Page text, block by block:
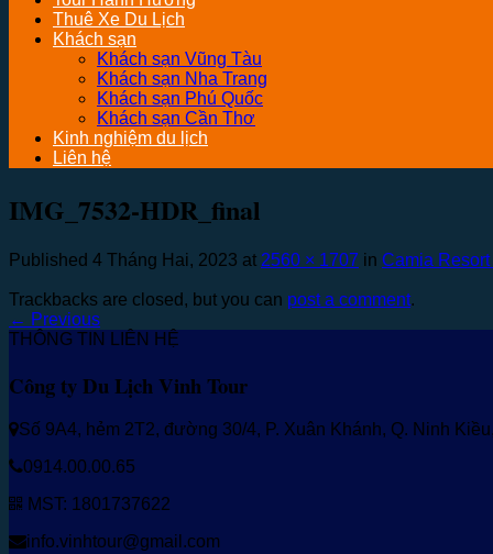
Thuê Xe Du Lịch
Khách sạn
Khách sạn Vũng Tàu
Khách sạn Nha Trang
Khách sạn Phú Quốc
Khách sạn Cần Thơ
Kinh nghiệm du lịch
Liên hệ
IMG_7532-HDR_final
Published 4 Tháng Hai, 2023 at 2560 × 1707 in Camia
Trackbacks are closed, but you can post a comment.
← Previous
THÔNG TIN LIÊN HỆ
Công ty Du Lịch Vinh Tour
Số 9A4, hẻm 2T2, đường 30/4, P. Xuân Khánh, Q. Ninh
0914.00.00.65
MST: 1801737622
info.vinhtour@gmail.com